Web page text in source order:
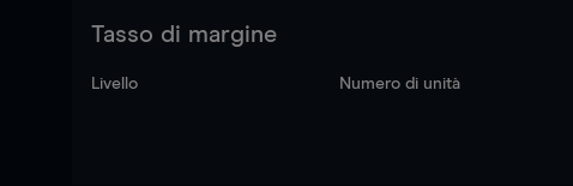
Tasso di margine
Livello Numero di unità